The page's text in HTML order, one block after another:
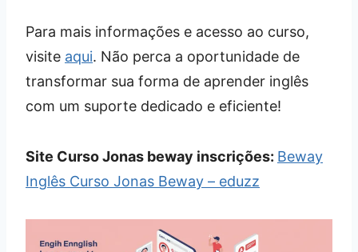
Para mais informações e acesso ao curso,
visite aqui. Não perca a oportunidade de
transformar sua forma de aprender inglês
com um suporte dedicado e eficiente!
Site Curso Jonas beway inscrições: Beway
Inglês Curso Jonas Beway – eduzz